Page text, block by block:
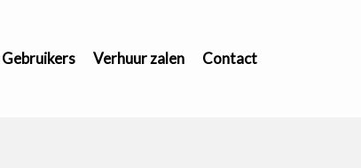
Gebruikers Verhuur zalen Contact